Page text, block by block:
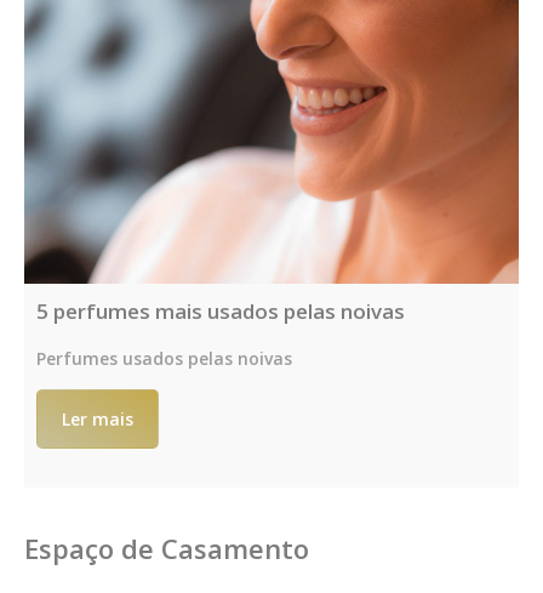
5 perfumes mais usados pelas noivas
Perfumes usados pelas noivas
Ler mais
Espaço de Casamento